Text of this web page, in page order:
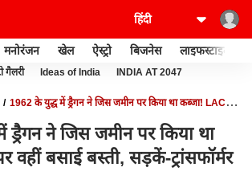
मनोरंजन खेल ऐस्ट्रो बिजनेस लाइफस्टाइल
गैलरी Ideas of India INDIA AT 2047
1962 के युद्ध में ड्रैगन ने जिस जमीन पर किया था कब्जा! LAC पर
ड्रैगन ने जिस जमीन पर किया था
वहीं बसाई बस्ती, सड़कें-ट्रांसफॉर्मर